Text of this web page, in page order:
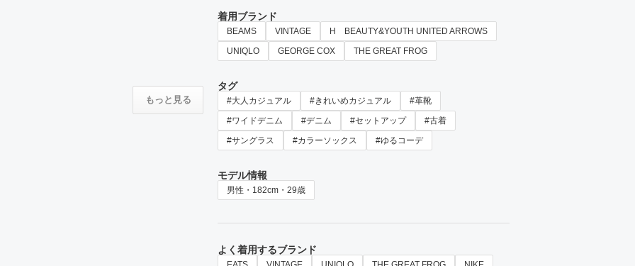
着用ブランド
BEAMS VINTAGE
H BEAUTY&YOUTH UNITED ARROWS
UNIQLO
GEORGE COX THE GREAT FROG
タグ
#大人カジュアル #きれいめカジュアル
#革靴
#ワイドデニム
#デニム #セットアップ
#古着
#サングラス
#カラーソックス #ゆるコーデ
モデル情報
男性・182cm・29歳
よく着用するブランド
もっと見る